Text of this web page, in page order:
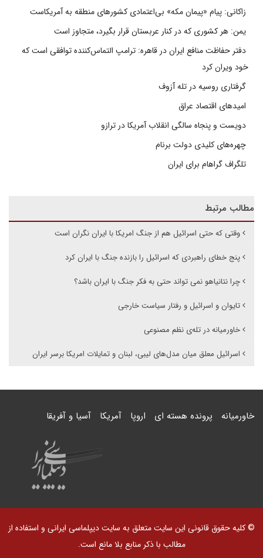
زاکانی: پیام «پیمان مکه» بی‌اعتمادی کشورهای منطقه به آمریکاست
یمن: هر کشوری که در کنار عربستان قرار بگیرد، متجاوز است
دفتر حفاظت منافع ایران در قاهره: ترامپ التماس‌کننده توافقی است که
خود ویران کرد
گرفتاری روسیه در تله آزوف
امیدهای اقتصاد عراق
دویست و پنجاه سالگی انقلاب آمریکا در ترازو
چهره‌های کلیدی دولت برنام
تلگراف گراهام برای ایران
مطالب مرتبط
وقتی که حتی اسرائیل هم از جنگ امریکا با ایران نگران است
پنج خطای راهبردی که اسرائیل را بازنده جنگ با ایران کرد
چرا نتانیاهو نمی تواند حتی به فکر جنگ با ایران باشد؟
تایوان و اسرائیل و رفتار سیاست خارجی
خاورمیانه در تله‌ی نظم مصنوعی
اسرائیل معلق میان مدل‌های لیبی، لبنان و تمایلات امریکا برسر ایران
خاورمیانه پرونده هسته ای اروپا آمریکا آسیا و آفریقا
© کلیه حقوق قانونی این سایت متعلق به سایت دیپلماسی ایرانی و استفاده از
مطالب با ذکر منابع بلا مانع است.